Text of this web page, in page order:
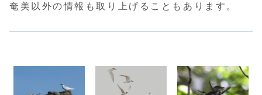
奄美以外の情報も取り上げることもあります。